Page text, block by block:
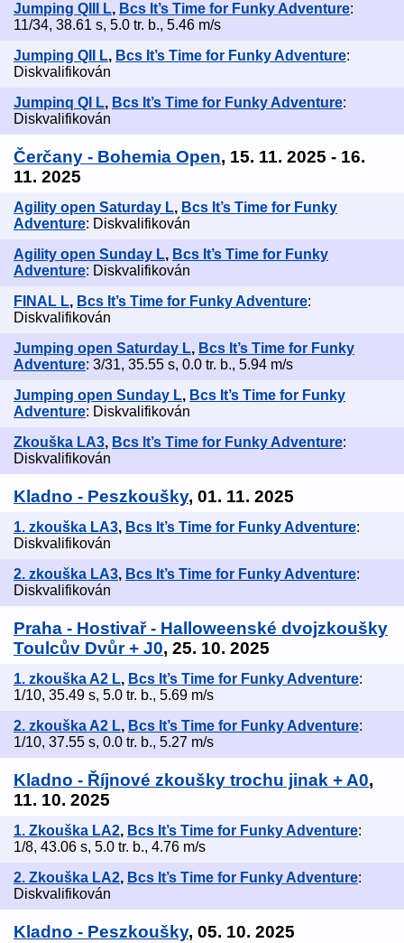
Jumping QIII L, Bcs It’s Time for Funky Adventure:
11/34, 38.61 s, 5.0 tr. b., 5.46 m/s
Jumping QII L, Bcs It’s Time for Funky Adventure:
Diskvalifikován
Jumpinq QI L, Bcs It’s Time for Funky Adventure:
Diskvalifikován
Čerčany - Bohemia Open, 15. 11. 2025 - 16.
11. 2025
Agility open Saturday L, Bcs It’s Time for Funky
Adventure: Diskvalifikován
Agility open Sunday L, Bcs It’s Time for Funky
Adventure: Diskvalifikován
FINAL L, Bcs It’s Time for Funky Adventure:
Diskvalifikován
Jumping open Saturday L, Bcs It’s Time for Funky
Adventure: 3/31, 35.55 s, 0.0 tr. b., 5.94 m/s
Jumping open Sunday L, Bcs It’s Time for Funky
Adventure: Diskvalifikován
Zkouška LA3, Bcs It’s Time for Funky Adventure:
Diskvalifikován
Kladno - Peszkoušky, 01. 11. 2025
1. zkouška LA3, Bcs It’s Time for Funky Adventure:
Diskvalifikován
2. zkouška LA3, Bcs It’s Time for Funky Adventure:
Diskvalifikován
Praha - Hostivař - Halloweenské dvojzkoušky
Toulcův Dvůr + J0, 25. 10. 2025
1. zkouška A2 L, Bcs It’s Time for Funky Adventure:
1/10, 35.49 s, 5.0 tr. b., 5.69 m/s
2. zkouška A2 L, Bcs It’s Time for Funky Adventure:
1/10, 37.55 s, 0.0 tr. b., 5.27 m/s
Kladno - Říjnové zkoušky trochu jinak + A0,
11. 10. 2025
1. Zkouška LA2, Bcs It’s Time for Funky Adventure:
1/8, 43.06 s, 5.0 tr. b., 4.76 m/s
2. Zkouška LA2, Bcs It’s Time for Funky Adventure:
Diskvalifikován
Kladno - Peszkoušky, 05. 10. 2025